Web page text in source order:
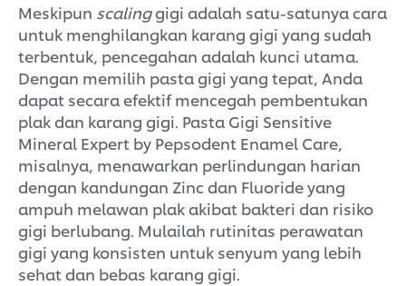
Meskipun scalinggigi adalah satu-satunya cara
untuk menghilangkan karang gigi yang sudah
terbentuk, pencegahan adalah kunci utama.
Dengan memilih pasta gigi yang tepat, Anda
dapat secara efektif mencegah pembentukan
plak dan karang gigi. Pasta Gigi Sensitive
Mineral Expert by Pepsodent Enamel Care,
misalnya, menawarkan perlindungan harian
dengan kandungan Zinc dan Fluoride yang
ampuh melawan plak akibat bakteri dan risiko
gigi berlubang. Mulailah rutinitas perawatan
gigi yang konsisten untuk senyum yang lebih
sehat dan bebas karang gigi.